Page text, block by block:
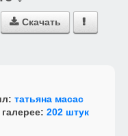
 Скачать 
татьяна масас
202 штук